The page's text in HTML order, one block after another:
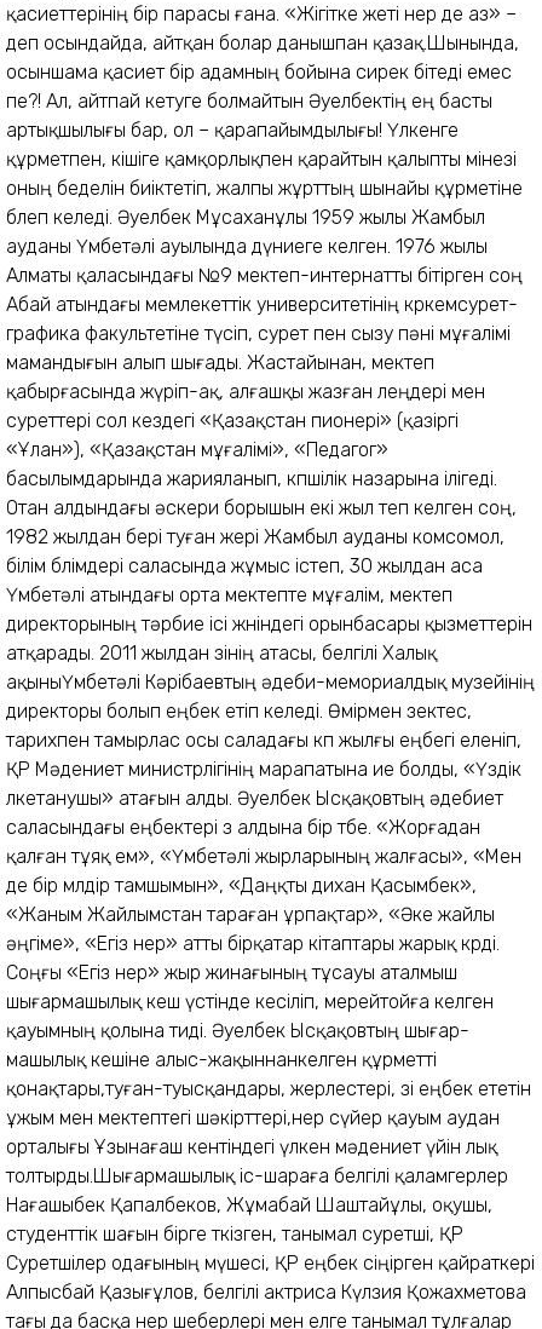
қасиеттерінің бір парасы ғана. «Жігітке жеті өнер де аз» –
деп осындайда, айтқан болар данышпан қазақ.Шынында,
осыншама қасиет бір адамның бойына сирек бітеді емес
пе?! Ал, айтпай кетуге болмайтын Әуелбектің ең басты
артықшылығы бар, ол – қарапайымдылығы! Үлкенге
құрметпен, кішіге қамқорлықпен қарайтын қалыпты мінезі
оның беделін биіктетіп, жалпы жұрттың шынайы құрметіне
бөлеп келеді. Әуелбек Мұсаханұлы 1959 жылы Жамбыл
ауданы Үмбетәлі ауылында дүниеге келген. 1976 жылы
Алматы қаласындағы №9 мектеп-интернатты бітірген соң
Абай атындағы мемлекеттік университетінің көркемсурет-
графика факультетіне түсіп, сурет пен сызу пәні мұғалімі
мамандығын алып шығады. Жас­тайынан, мектеп
қабырғасында жүріп-ақ, алғашқы жазған өлеңдері мен
суреттері сол кездегі «Қазақстан пионері» (қазіргі
«Ұлан»), «Қазақстан мұғалімі», «Педагог»
басылымдарында жарияланып, көпшілік назарына ілігеді.
Отан алдындағы әскери борышын екі жыл өтеп келген соң,
1982 жылдан бері туған жері Жамбыл ауданы комсомол,
білім бөлімдері саласында жұмыс істеп, 30 жылдан аса
Үмбетәлі атындағы орта мектепте мұғалім, мектеп
директорының тәрбие ісі жөніндегі орынбасары қызметтерін
атқарады. 2011 жылдан өзінің атасы, белгілі Халық
ақыныҮмбетәлі Кәрібаевтың әдеби-мемориалдық музейінің
директоры болып еңбек етіп келеді. Өмірмен өзектес,
тарихпен тамырлас осы саладағы көп жылғы еңбегі еленіп,
ҚР Мәдениет министрлігінің марапатына ие болды, «Үздік
өлкетанушы» атағын алды. Әуелбек Ысқақовтың әдебиет
саласындағы еңбектері өз алдына бір төбе. «Жорғадан
қалған тұяқ ем», «Үмбетәлі жырларының жалғасы», «Мен
де бір мөлдір тамшымын», «Даңқты дихан Қасымбек»,
«Жаным Жайлымстан тараған ұрпақтар», «Әке жайлы
әңгіме», «Егіз өнер» атты бірқатар кітаптары жарық көрді.
Соңғы «Егіз өнер» жыр жинағының тұсауы аталмыш
шығармашылық кеш үстінде кесіліп, мерейтойға келген
қауымның қолына тиді. Әуелбек Ысқақовтың шы­ғар­
машылық кешіне алыс-жақыннанкелген құрметті
қонақтары,туған-туысқандары, жерлестері, өзі еңбек ететін
ұжым мен мектептегі шәкірттері,өнер сүйер қауым аудан
орталығы Ұзынағаш кентіндегі үлкен мәдениет үйін лық
толтырды.Шығармашылық іс-шараға белгілі қаламгерлер
Нағашыбек Қапалбеков, Жұмабай Шаш­тайұлы, оқушы,
студенттік шағын бірге өткізген, танымал суретші, ҚР
Суретшілер одағының мүшесі, ҚР еңбек сіңірген қайраткері
Алпысбай Қазығұлов, белгілі актриса Күлзия Қожахметова
тағы да басқа өнер шеберлері мен елге танымал тұлғалар